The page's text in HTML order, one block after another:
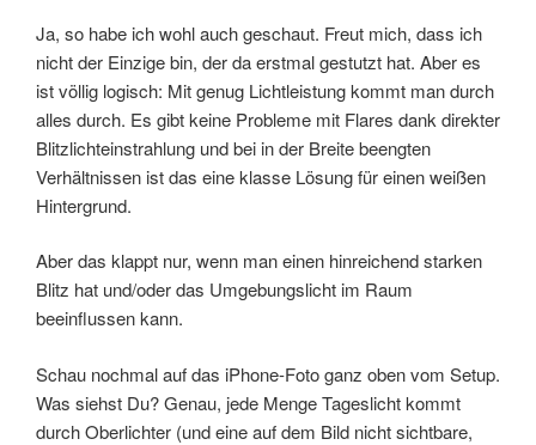
Ja, so habe ich wohl auch geschaut. Freut mich, dass ich
nicht der Einzige bin, der da erstmal gestutzt hat. Aber es
ist völlig logisch: Mit genug Lichtleistung kommt man durch
alles durch. Es gibt keine Probleme mit Flares dank direkter
Blitzlichteinstrahlung und bei in der Breite beengten
Verhältnissen ist das eine klasse Lösung für einen weißen
Hintergrund.
Aber das klappt nur, wenn man einen hinreichend starken
Blitz hat und/oder das Umgebungslicht im Raum
beeinflussen kann.
Schau nochmal auf das iPhone-Foto ganz oben vom Setup.
Was siehst Du? Genau, jede Menge Tageslicht kommt
durch Oberlichter (und eine auf dem Bild nicht sichtbare,